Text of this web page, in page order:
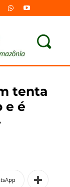
tenta
e é